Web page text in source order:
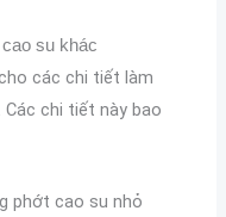
su khác
các chi tiết làm
chi tiết này bao
phớt cao su nhỏ